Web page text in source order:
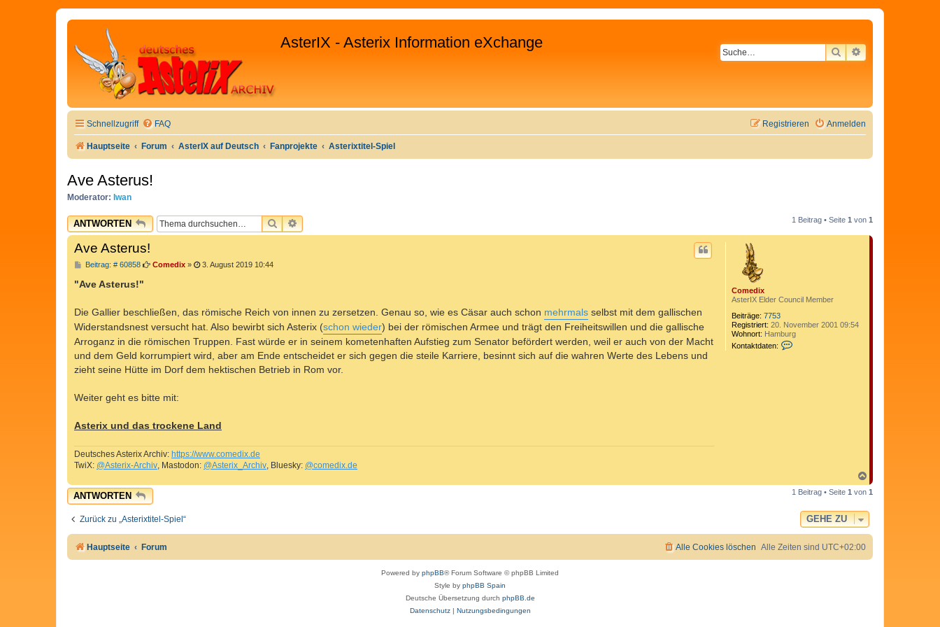
AsterIX - Asterix Information eXchange
SUCHEERWEITERTE
Schnellzugriff FAQ Anmelden
Registrieren
Hauptseite Forum AsterIX auf Deutsch Fanprojekte Asterixtitel-Spiel
Ave Asterus!
Moderator: Iwan
ANTWORTEN SUCHEERWEITERTE SUCHE 1 Beitrag • Seite 1 von 1
Comedix
AsterIX Elder Council Member
Beiträge: 7753
Registriert: 20. November 2001 09:54
Wohnort: Hamburg
Kontaktdaten:
o
m
x
Ave Asterus!
Beitrag: # 60858B
i
a
g
Comedix» 3. August 2019 10:44
"Ave Asterus!"
Die Gallier beschließen, das römische Reich von innen zu zersetzen. Genau so, wie es Cäsar auch schon mehrmals selbst mit dem gallischen
Widerstandsnest versucht hat. Also bewirbt sich Asterix (schon wieder) bei der römischen Armee und trägt den Freiheitswillen und die gallische
Arroganz in die römischen Truppen. Fast würde er in seinem kometenhaften Aufstieg zum Senator befördert werden, weil er auch von der Macht
und dem Geld korrumpiert wird, aber am Ende entscheidet er sich gegen die steile Karriere, besinnt sich auf die wahren Werte des Lebens und
zieht seine Hütte im Dorf dem hektischen Betrieb in Rom vor.
Weiter geht es bitte mit:
Asterix und das trockene Land
Deutsches Asterix Archiv: https://www.comedix.de
TwiX: @Asterix-Archiv, Mastodon: @Asterix_Archiv, Bluesky: @comedix.de
a
c
o
b
e
ANTWORTEN 1 Beitrag • Seite 1 von 1
Zurück zu „Asterixtitel-Spiel“ GEHE ZU
Hauptseite Forum Alle Zeiten sind UTC+02:00
Alle Cookies löschen
Powered by phpBB® Forum Software © phpBB Limited
Style by phpBB Spain
Deutsche Übersetzung durch phpBB.de
Datenschutz| Nutzungsbedingungen